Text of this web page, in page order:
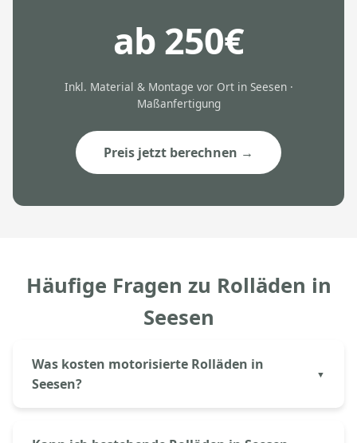
ab 250€
Inkl. Material & Montage vor Ort in Seesen ·
Maßanfertigung
Preis jetzt berechnen →
Häufige Fragen zu Rolläden in
Seesen
Was kosten motorisierte Rolläden in
Seesen?
Aluprem in Seesen ab ca. 250€ pro Element inkl.